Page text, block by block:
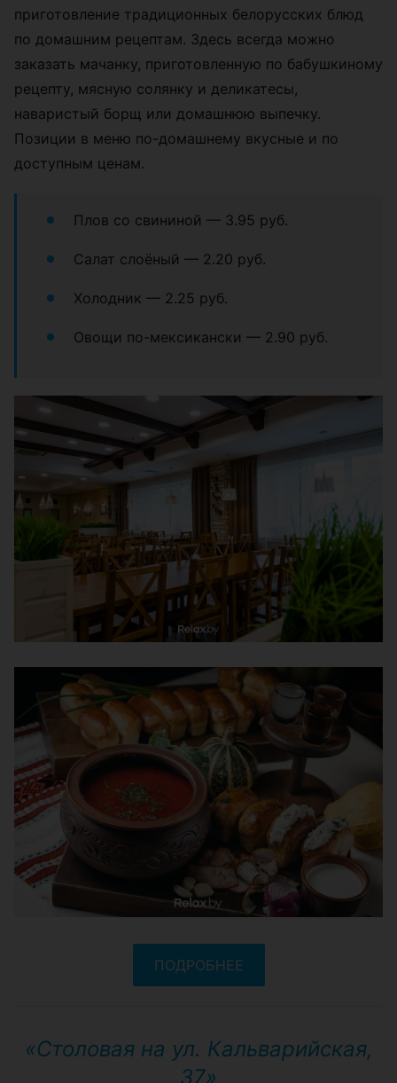
приготовление традиционных белорусских блюд
по домашним рецептам. Здесь всегда можно
заказать мачанку, приготовленную по бабушкиному
рецепту, мясную солянку и деликатесы,
наваристый борщ или домашнюю выпечку.
Позиции в меню по-домашнему вкусные и по
доступным ценам.
Плов со свининой — 3.95 руб.
Салат слоёный — 2.20 руб.
Холодник — 2.25 руб.
Овощи по-мексикански — 2.90 руб.
ПОДРОБНЕЕ
«Столовая на ул. Кальварийская,
37»